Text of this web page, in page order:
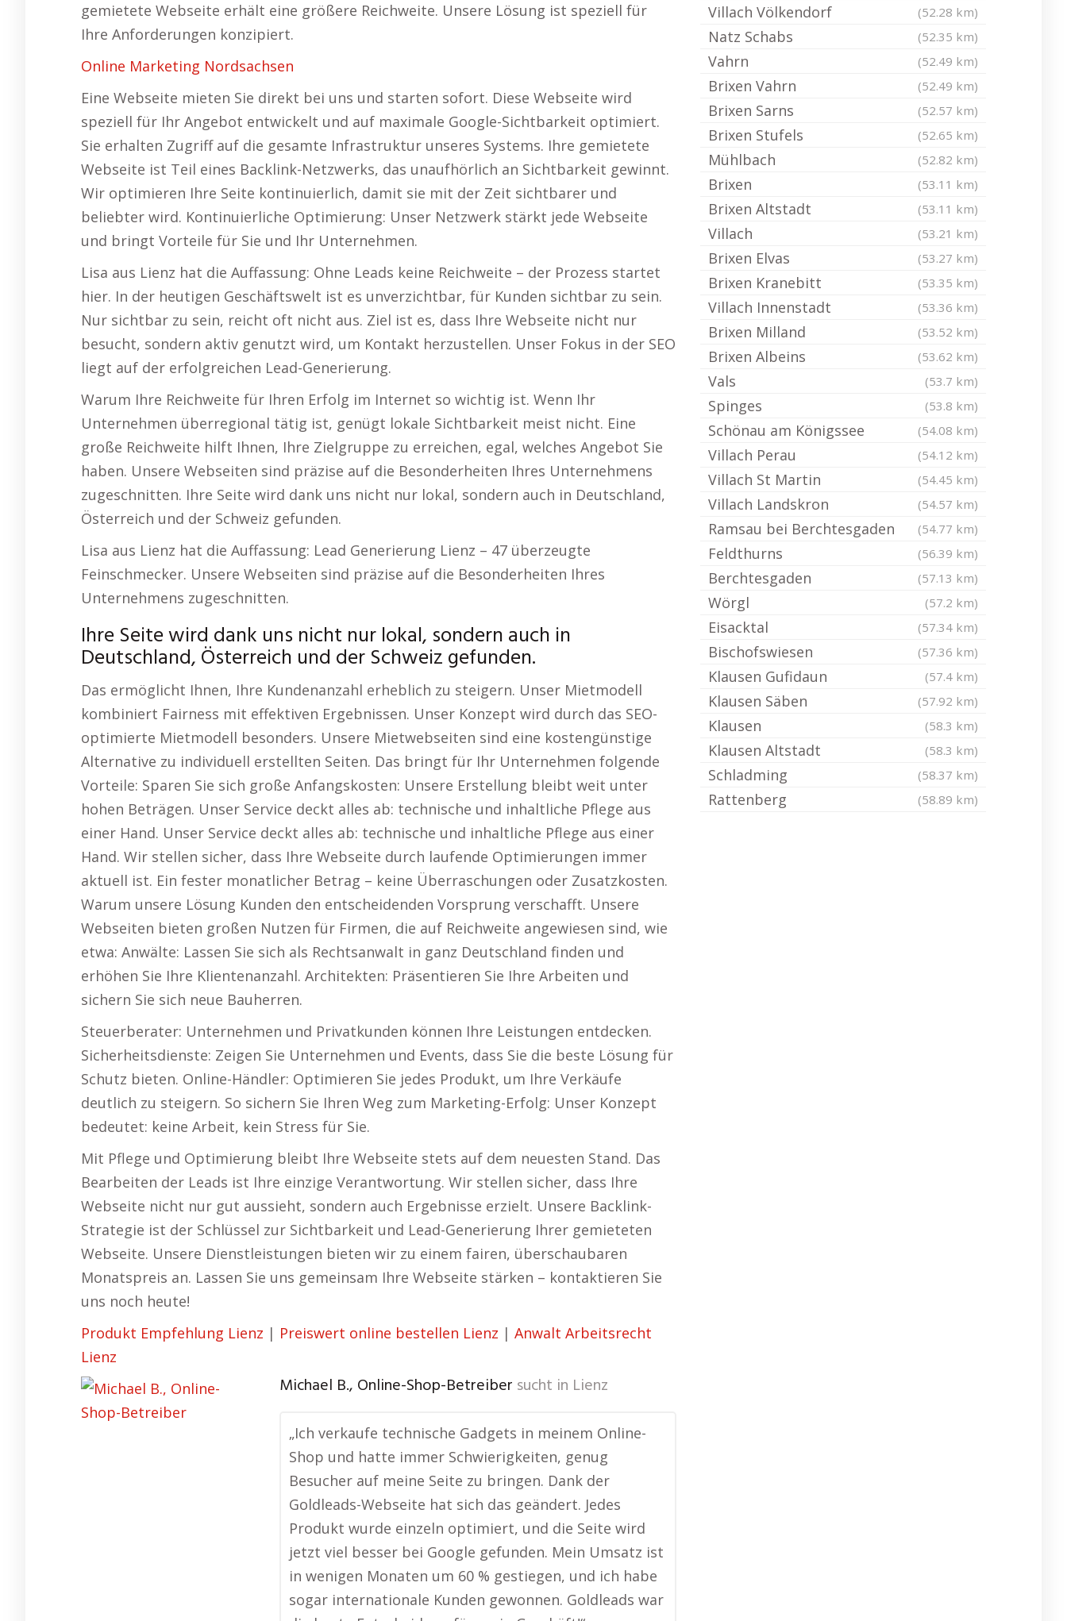
gemietete Webseite erhält eine größere Reichweite. Unsere Lösung ist speziell für
Ihre Anforderungen konzipiert.
Online Marketing Nordsachsen
Eine Webseite mieten Sie direkt bei uns und starten sofort. Diese Webseite wird
speziell für Ihr Angebot entwickelt und auf maximale Google-Sichtbarkeit optimiert.
Sie erhalten Zugriff auf die gesamte Infrastruktur unseres Systems. Ihre gemietete
Webseite ist Teil eines Backlink-Netzwerks, das unaufhörlich an Sichtbarkeit gewinnt.
Wir optimieren Ihre Seite kontinuierlich, damit sie mit der Zeit sichtbarer und
beliebter wird. Kontinuierliche Optimierung: Unser Netzwerk stärkt jede Webseite
und bringt Vorteile für Sie und Ihr Unternehmen.
Lisa aus Lienz hat die Auffassung: Ohne Leads keine Reichweite – der Prozess startet
hier. In der heutigen Geschäftswelt ist es unverzichtbar, für Kunden sichtbar zu sein.
Nur sichtbar zu sein, reicht oft nicht aus. Ziel ist es, dass Ihre Webseite nicht nur
besucht, sondern aktiv genutzt wird, um Kontakt herzustellen. Unser Fokus in der SEO
liegt auf der erfolgreichen Lead-Generierung.
Warum Ihre Reichweite für Ihren Erfolg im Internet so wichtig ist. Wenn Ihr
Unternehmen überregional tätig ist, genügt lokale Sichtbarkeit meist nicht. Eine
große Reichweite hilft Ihnen, Ihre Zielgruppe zu erreichen, egal, welches Angebot Sie
haben. Unsere Webseiten sind präzise auf die Besonderheiten Ihres Unternehmens
zugeschnitten. Ihre Seite wird dank uns nicht nur lokal, sondern auch in Deutschland,
Österreich und der Schweiz gefunden.
Lisa aus Lienz hat die Auffassung: Lead Generierung Lienz – 47 überzeugte
Feinschmecker. Unsere Webseiten sind präzise auf die Besonderheiten Ihres
Unternehmens zugeschnitten.
Ihre Seite wird dank uns nicht nur lokal, sondern auch in
Deutschland, Österreich und der Schweiz gefunden.
Das ermöglicht Ihnen, Ihre Kundenanzahl erheblich zu steigern. Unser Mietmodell
kombiniert Fairness mit effektiven Ergebnissen. Unser Konzept wird durch das SEO-
optimierte Mietmodell besonders. Unsere Mietwebseiten sind eine kostengünstige
Alternative zu individuell erstellten Seiten. Das bringt für Ihr Unternehmen folgende
Vorteile: Sparen Sie sich große Anfangskosten: Unsere Erstellung bleibt weit unter
hohen Beträgen. Unser Service deckt alles ab: technische und inhaltliche Pflege aus
einer Hand. Unser Service deckt alles ab: technische und inhaltliche Pflege aus einer
Hand. Wir stellen sicher, dass Ihre Webseite durch laufende Optimierungen immer
aktuell ist. Ein fester monatlicher Betrag – keine Überraschungen oder Zusatzkosten.
Warum unsere Lösung Kunden den entscheidenden Vorsprung verschafft. Unsere
Webseiten bieten großen Nutzen für Firmen, die auf Reichweite angewiesen sind, wie
etwa: Anwälte: Lassen Sie sich als Rechtsanwalt in ganz Deutschland finden und
erhöhen Sie Ihre Klientenanzahl. Architekten: Präsentieren Sie Ihre Arbeiten und
sichern Sie sich neue Bauherren.
Steuerberater: Unternehmen und Privatkunden können Ihre Leistungen entdecken.
Sicherheitsdienste: Zeigen Sie Unternehmen und Events, dass Sie die beste Lösung für
Schutz bieten. Online-Händler: Optimieren Sie jedes Produkt, um Ihre Verkäufe
deutlich zu steigern. So sichern Sie Ihren Weg zum Marketing-Erfolg: Unser Konzept
bedeutet: keine Arbeit, kein Stress für Sie.
Mit Pflege und Optimierung bleibt Ihre Webseite stets auf dem neuesten Stand. Das
Bearbeiten der Leads ist Ihre einzige Verantwortung. Wir stellen sicher, dass Ihre
Webseite nicht nur gut aussieht, sondern auch Ergebnisse erzielt. Unsere Backlink-
Strategie ist der Schlüssel zur Sichtbarkeit und Lead-Generierung Ihrer gemieteten
Webseite. Unsere Dienstleistungen bieten wir zu einem fairen, überschaubaren
Monatspreis an. Lassen Sie uns gemeinsam Ihre Webseite stärken – kontaktieren Sie
uns noch heute!
Produkt Empfehlung Lienz | Preiswert online bestellen Lienz | Anwalt Arbeitsrecht
Lienz
Michael B., Online-Shop-Betreiber sucht in Lienz
„Ich verkaufe technische Gadgets in meinem Online-
Shop und hatte immer Schwierigkeiten, genug
Besucher auf meine Seite zu bringen. Dank der
Goldleads-Webseite hat sich das geändert. Jedes
Produkt wurde einzeln optimiert, und die Seite wird
jetzt viel besser bei Google gefunden. Mein Umsatz ist
in wenigen Monaten um 60 % gestiegen, und ich habe
sogar internationale Kunden gewonnen. Goldleads war
Villach Völkendorf (52.28 km)
Natz Schabs (52.35 km)
Vahrn (52.49 km)
Brixen Vahrn (52.49 km)
Brixen Sarns (52.57 km)
Brixen Stufels (52.65 km)
Mühlbach (52.82 km)
Brixen (53.11 km)
Brixen Altstadt (53.11 km)
Villach (53.21 km)
Brixen Elvas (53.27 km)
Brixen Kranebitt (53.35 km)
Villach Innenstadt (53.36 km)
Brixen Milland (53.52 km)
Brixen Albeins (53.62 km)
Vals (53.7 km)
Spinges (53.8 km)
Schönau am Königssee (54.08 km)
Villach Perau (54.12 km)
Villach St Martin (54.45 km)
Villach Landskron (54.57 km)
Ramsau bei Berchtesgaden (54.77 km)
Feldthurns (56.39 km)
Berchtesgaden (57.13 km)
Wörgl (57.2 km)
Eisacktal (57.34 km)
Bischofswiesen (57.36 km)
Klausen Gufidaun (57.4 km)
Klausen Säben (57.92 km)
Klausen (58.3 km)
Klausen Altstadt (58.3 km)
Schladming (58.37 km)
Rattenberg (58.89 km)